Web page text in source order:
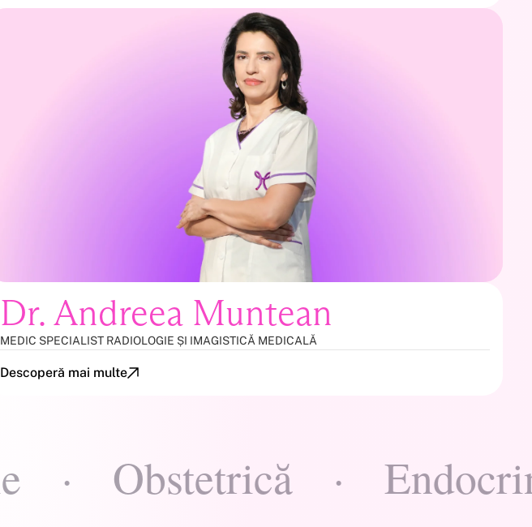
Dr. Andreea Muntean
MEDIC SPECIALIST RADIOLOGIE ȘI IMAGISTICĂ MEDICALĂ
Descoperă mai multe
Obstetrică ·